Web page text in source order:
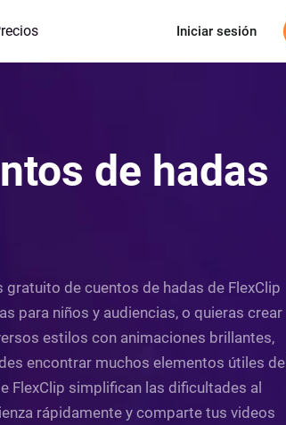
Iniciar sesión
de hadas
de cuentos de hadas de FlexClip
para niños y audiencias, o quieras crear
estilos con animaciones brillantes,
encontrar muchos elementos útiles del
FlexClip simplifican las dificultades al
rápidamente y comparte tus videos